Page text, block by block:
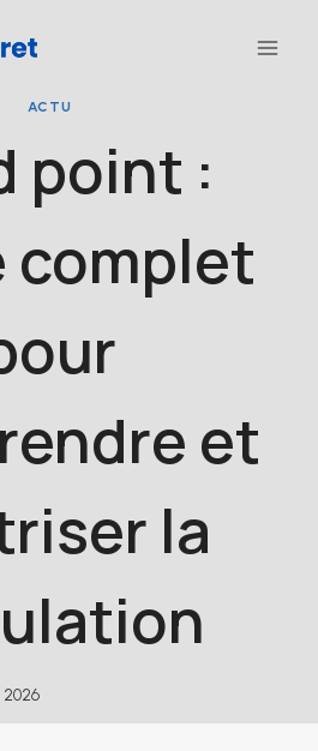
ACTU
point :
complet
et
la
2026